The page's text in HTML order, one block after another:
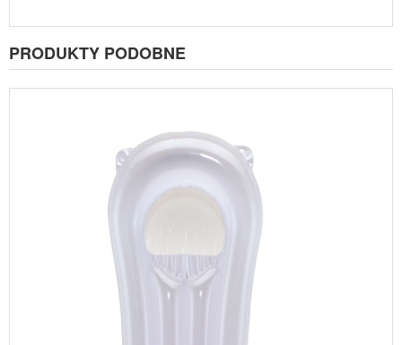
PRODUKTY PODOBNE